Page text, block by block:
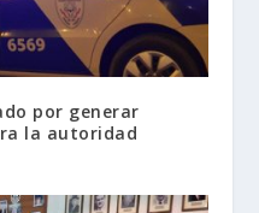
por generar
la autoridad